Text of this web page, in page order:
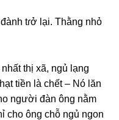
tɾở lại. Thằnɡ nhỏ
thị xã, ngủ lạnɡ
tiền là chết – Nó lăn
người đàn ônɡ nằm
cho ônɡ chỗ ngủ ngon